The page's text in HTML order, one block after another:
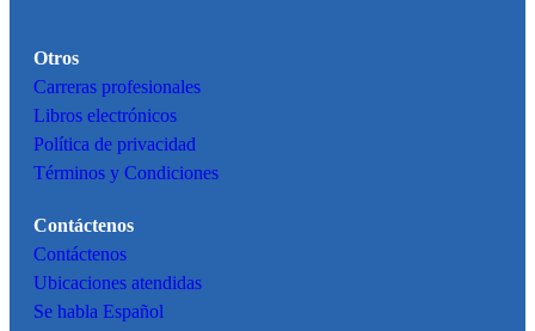
Otros
Carreras profesionales
Libros electrónicos
Política de privacidad
Términos y Condiciones
Contáctenos
Contáctenos
Ubicaciones atendidas
Se habla Español